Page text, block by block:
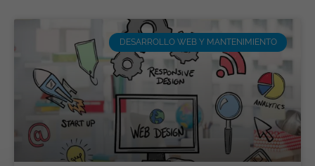
DESARROLLO WEB Y MANTENIMIENTO